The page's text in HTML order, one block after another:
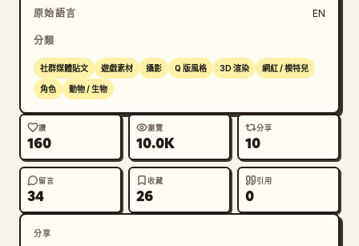
原始語言 EN
分類
社群媒體貼文 遊戲素材 攝影 Q 版風格 3D 渲染 網紅 / 模特兒
角色 動物 / 生物
讚
160
瀏覽
10.0K
分享
10
留言
34
收藏
26
引用
0
分享